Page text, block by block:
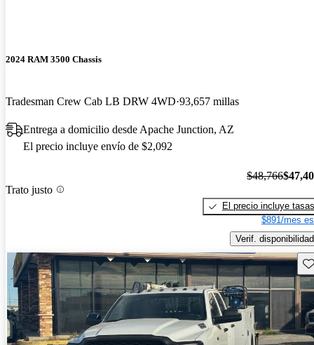
2024 RAM 3500 Chassis
Tradesman Crew Cab LB DRW 4WD 93,657 millas
Entrega a domicilio desde Apache Junction, AZ
El precio incluye envío de $2,092
Trato justo
$48,766
El precio incluye tasas
$891/mes
Verif. disponibilidad